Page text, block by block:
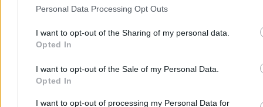
Personal Data Processing Opt Outs
I want to opt-out of the Sharing of my personal data.
Opted In
I want to opt-out of the Sale of my Personal Data.
Opted In
I want to opt-out of processing my Personal Data for